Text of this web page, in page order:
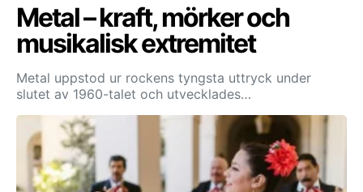
Metal – kraft, mörker och
musikalisk extremitet
Metal uppstod ur rockens tyngsta uttryck under
slutet av 1960-talet och utvecklades…